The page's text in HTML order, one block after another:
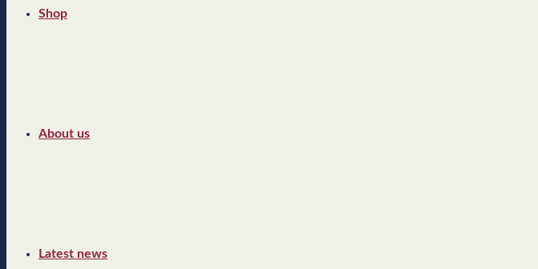
Shop
About us
Latest news